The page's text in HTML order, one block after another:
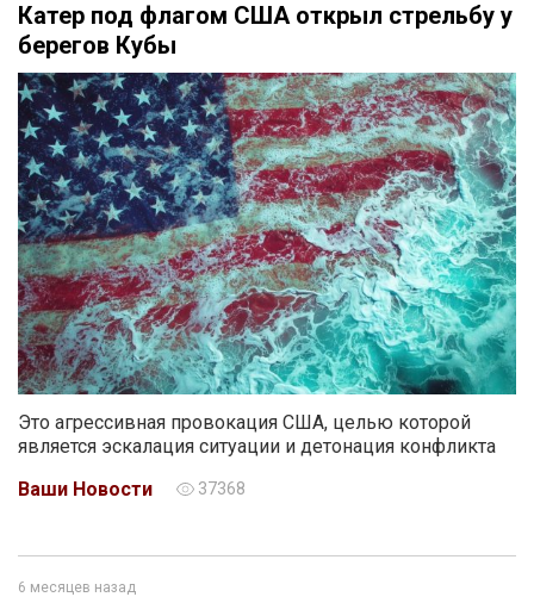
Катер под флагом США открыл стрельбу у
берегов Кубы
Это агрессивная провокация США, целью которой
является эскалация ситуации и детонация конфликта
Ваши Новости
37368
6 месяцев назад